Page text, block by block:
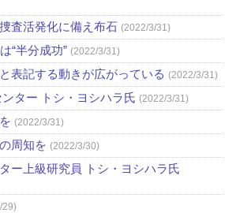
査活発化に備え布石 (2022/3/31)
“半分成功” (2022/3/31)
表記する動きが広がっている (2022/3/31)
ター トシ・ヨシハラ氏 (2022/3/31)
(2022/3/31)
周知を (2022/3/30)
ー上級研究員 トシ・ヨシハラ氏
29)